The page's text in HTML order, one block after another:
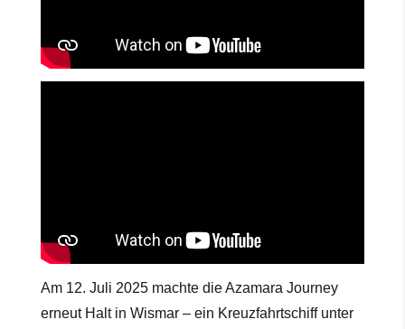
Am 12. Juli 2025 machte die Azamara Journey
erneut Halt in Wismar – ein Kreuzfahrtschiff unter